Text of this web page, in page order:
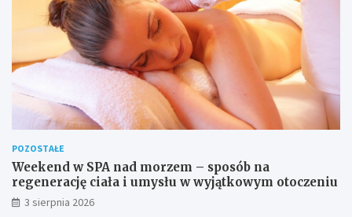
POZOSTAŁE
Weekend w SPA nad morzem – sposób na
regenerację ciała i umysłu w wyjątkowym otoczeniu
3 sierpnia 2026